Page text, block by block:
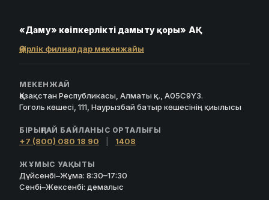
«Даму» кәсіпкерлікті дамыту қоры» АҚ
Өңірлік филиалдар мекенжайы
МЕКЕНЖАЙ
Қазақстан Республикасы, Алматы қ., A05C9Y3.
Гоголь көшесі, 111, Наурызбай батыр көшесінің қиылысы
БІРЫҢҒАЙ БАЙЛАНЫС ОРТАЛЫҒЫ
+7 (800) 080 18 90 1408
ЖҰМЫС УАҚЫТЫ
Дүйсенбі–Жұма: 8:30–17:30
Сенбі–Жексенбі: демалыс